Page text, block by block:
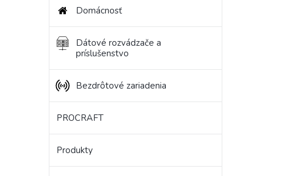
Domácnosť
Dátové rozvádzače a
príslušenstvo
Bezdrôtové zariadenia
PROCRAFT
Produkty